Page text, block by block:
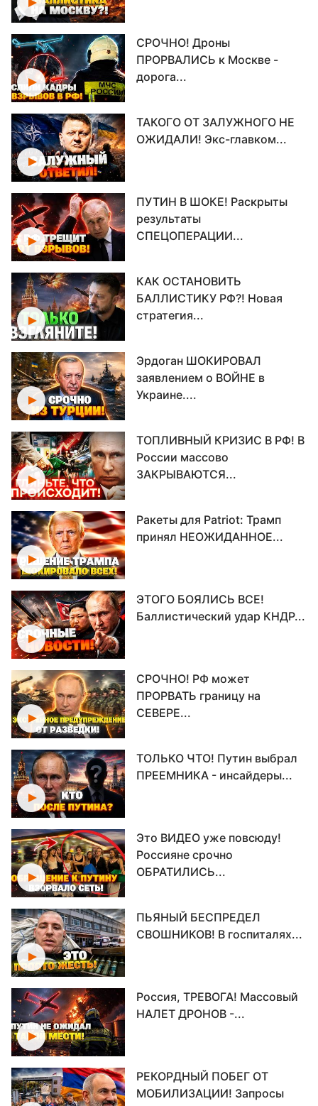
СРОЧНО! Дроны
ПРОРВАЛИСЬ к Москве -
дорога...
ТАКОГО ОТ ЗАЛУЖНОГО НЕ
ОЖИДАЛИ! Экс-главком...
ПУТИН В ШОКЕ! Раскрыты
результаты
СПЕЦОПЕРАЦИИ...
КАК ОСТАНОВИТЬ
БАЛЛИСТИКУ РФ?! Новая
стратегия...
Эрдоган ШОКИРОВАЛ
заявлением о ВОЙНЕ в
Украине....
ТОПЛИВНЫЙ КРИЗИС В РФ! В
России массово
ЗАКРЫВАЮТСЯ...
Ракеты для Patriot: Трамп
принял НЕОЖИДАННОЕ...
ЭТОГО БОЯЛИСЬ ВСЕ!
Баллистический удар КНДР...
СРОЧНО! РФ может
ПРОРВАТЬ границу на
СЕВЕРЕ...
ТОЛЬКО ЧТО! Путин выбрал
ПРЕЕМНИКА - инсайдеры...
Это ВИДЕО уже повсюду!
Россияне срочно
ОБРАТИЛИСЬ...
ПЬЯНЫЙ БЕСПРЕДЕЛ
СВОШНИКОВ! В госпиталях...
Россия, ТРЕВОГА! Массовый
НАЛЕТ ДРОНОВ -...
РЕКОРДНЫЙ ПОБЕГ ОТ
МОБИЛИЗАЦИИ! Запросы